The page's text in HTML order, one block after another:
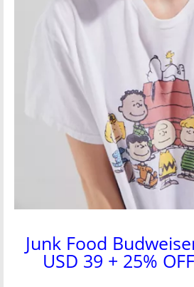
Junk Food
USD 39 + 25%